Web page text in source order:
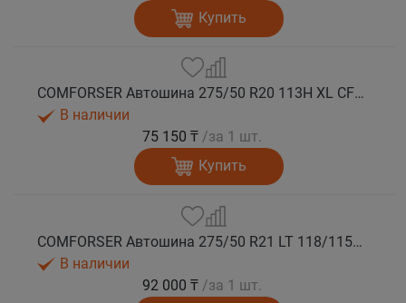
Купить
COMFORSER Автошина 275/50 R20 113H XL CF1100 RWL лето
В наличии
75 150 ₸ /за 1 шт.
Купить
COMFORSER Автошина 275/50 R21 LT 118/115S CF1100 RWL 10PR лето
В наличии
92 000 ₸ /за 1 шт.